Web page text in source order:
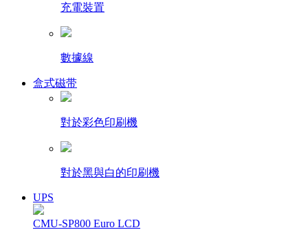
充電裝置
數據線
盒式磁带
對於彩色印刷機
對於黑與白的印刷機
UPS
CMU-SP800 Euro LCD